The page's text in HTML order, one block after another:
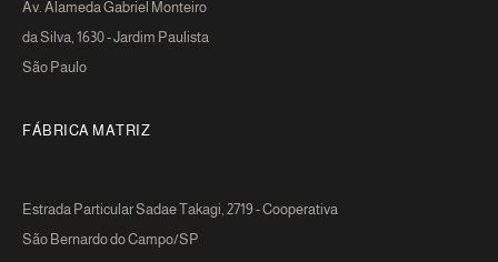
Av. Alameda Gabriel Monteiro
da Silva, 1630 - Jardim Paulista
São Paulo
FÁBRICA MATRIZ
Estrada Particular Sadae Takagi, 2719 - Cooperativa
São Bernardo do Campo/SP